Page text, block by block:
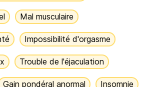
Mal musculaire
Impossibilité d'orgasme
Trouble de l'éjaculation
Gain pondéral anormal Insomnie